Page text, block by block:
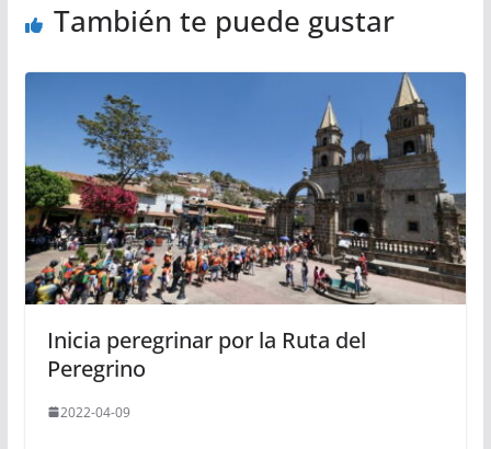
También te puede gustar
Inicia peregrinar por la Ruta del
Peregrino
2022-04-09